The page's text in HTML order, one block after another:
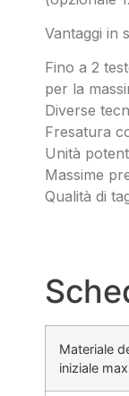
Vantaggi in
Fino a 2
per la
Diverse
Fresatura
Unità
Massime
Qualità di
Materiale
iniziale max